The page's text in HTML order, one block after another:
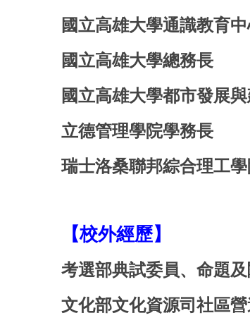
國立高雄大學通識教育
國立高雄大學總務長
國立高雄大學都市發展
立德管理學院學務長
瑞士洛桑聯邦綜合理工
【校外經歷】
考選部典試委員、命題
文化部文化資源司社區